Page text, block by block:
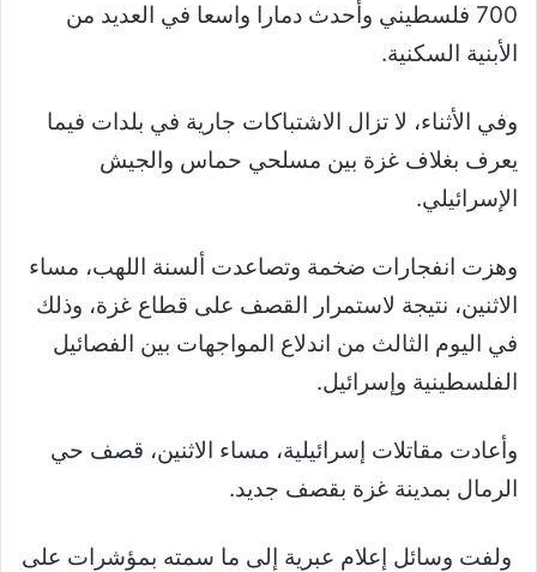
700 فلسطيني وأحدث دمارا واسعا في العديد من
الأبنية السكنية.
وفي الأثناء، لا تزال الاشتباكات جارية في بلدات فيما
يعرف بغلاف غزة بين مسلحي حماس والجيش
الإسرائيلي.
وهزت انفجارات ضخمة وتصاعدت ألسنة اللهب، مساء
الاثنين، نتيجة لاستمرار القصف على قطاع غزة، وذلك
في اليوم الثالث من اندلاع المواجهات بين الفصائيل
الفلسطينية وإسرائيل.
وأعادت مقاتلات إسرائيلية، مساء الاثنين، قصف حي
الرمال بمدينة غزة بقصف جديد.
ولفت وسائل إعلام عبرية إلى ما سمته بمؤشرات على